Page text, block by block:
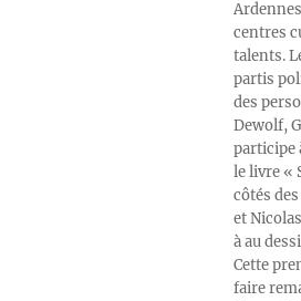
centres
talents.
partis
des
Dewolf,
participe
le livre «
côtés
et
à au
Cette
faire